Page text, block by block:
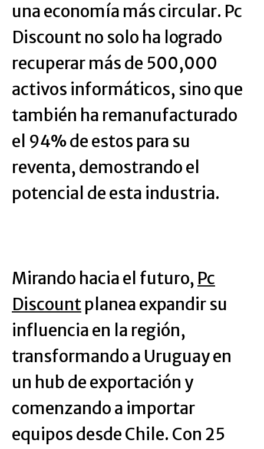
una economía más circular. Pc
Discount no solo ha logrado
recuperar más de 500,000
activos informáticos, sino que
también ha remanufacturado
el 94% de estos para su
reventa, demostrando el
potencial de esta industria.
Mirando hacia el futuro, Pc
Discountplanea expandir su
influencia en la región,
transformando a Uruguay en
un hub de exportación y
comenzando a importar
equipos desde Chile. Con 25